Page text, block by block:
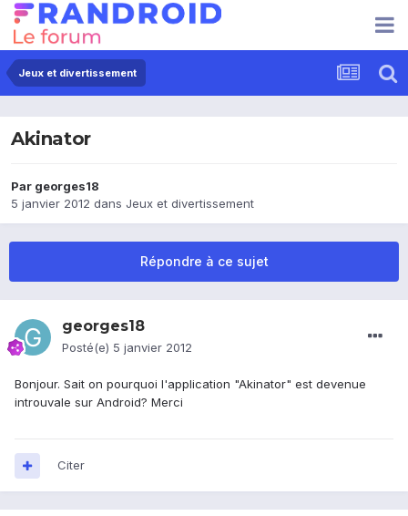
Jeux et divertissement
Akinator
Par georges18
5 janvier 2012 dans Jeux et divertissement
Répondre à ce sujet
georges18
Posté(e) 5 janvier 2012
Bonjour. Sait on pourquoi l'application "Akinator" est devenue
introuvale sur Android? Merci
Citer